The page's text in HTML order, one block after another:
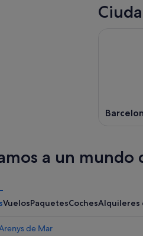
ago
a un mundo
VuelosPaquetesCochesAlquileres
de Mar